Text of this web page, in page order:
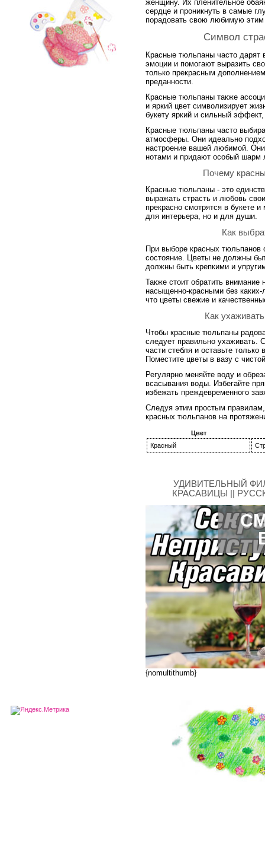
женщину. Их пленительное
сердце и проникнуть в самые
порадовать свою любимую
Символ
Красные тюльпаны часто дарят
эмоции и помогают выразить
только прекрасным
преданности.
Красные тюльпаны также
и яркий цвет символизирует
букету яркий и сильный
Красные тюльпаны часто
атмосферы. Они идеально
настроение вашей любимой.
нотами и придают особый шарм
Почему
Красные тюльпаны - это
выражать страсть и любовь
прекрасно смотрятся в букете
для интерьера, но и для души.
Как
При выборе красных тюльпанов
состояние. Цветы не должны
должны быть крепкими и
Также стоит обратить
насыщенно-красными без
что цветы свежие и
Как
Чтобы красные тюльпаны
следует правильно ухаживать.
части стебля и оставьте
Поместите цветы в вазу с
Регулярно меняйте воду и
всасывания воды. Избегайте
избежать преждевременного
Следуя этим простым
красных тюльпанов на
Цвет
Красный
УДИВИТЕЛЬНЫЙ
КРАСАВИЦЫ ||
{nomultithumb}